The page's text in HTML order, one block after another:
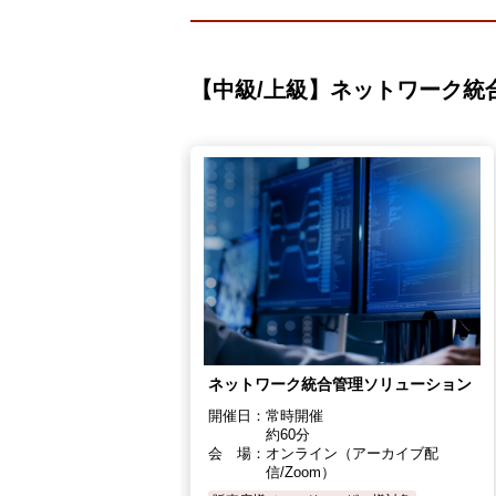
【中級/上級】ネットワーク
ネットワーク統合管理ソリューション
開催日： 常時開催
約60分
会 場： オンライン（アーカイブ配
信/Zoom）